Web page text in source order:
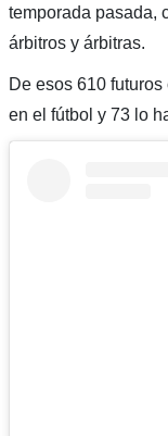
temporada pasada,
árbitros y árbitras.
De esos 610
en el fútbol y 73 lo